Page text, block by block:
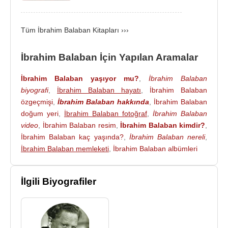
aklandı.1969’da Adana’da sergilediği resimleri
geleneklerinden esinlenerek bu geleneği çağdaş
bir temele oturttu. İnsanı tek başına değil, yaşam
biçimiyle, yaşadığı ortam içinde değerlendirdi.
Nakış benzeri, çizgisel bir stilizasyonla karasabanlı
Anadolu köylüsünün tarihsel geçmişini insan-toprak
ilişkisi içinde yansıttı. 1970’lerin ortalarına doğru
istifleme ve çerçeveden merkeze doğru toplanan bir
’lerin başlarında “Erenler ve Evliyalar” ile
Tüm İbrahim Balaban Kitapları ›››
İbrahim Balaban İçin Yapılan Aramalar
İbrahim Balaban yaşıyor mu?
İbrahim Balaban
biyografi, İbrahim Balaban hayatı
İbrahim Balaban
özgeçmişi İbrahim Balaban hakkında
İbrahim Balaban
doğum yeri
İbrahim Balaban fotoğraf
İbrahim Balaban
video
İbrahim Balaban resim İbrahim Balaban kimdir?
İbrahim Balaban kaç yaşında?, İbrahim Balaban nereli,
İbrahim Balaban memleketi İbrahim Balaban albümleri
İlgili Biyografiler